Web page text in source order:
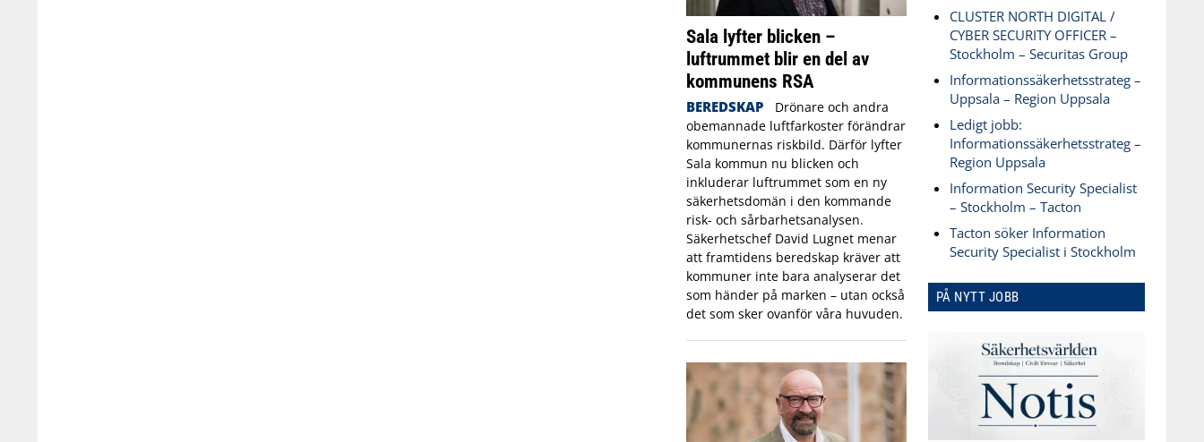
Sala lyfter blicken –
luftrummet blir en del av
kommunens RSA
BEREDSKAP
Drönare och andra
obemannade luftfarkoster förändrar
kommunernas riskbild. Därför lyfter
Sala kommun nu blicken och
inkluderar luftrummet som en ny
säkerhetsdomän i den kommande
risk- och sårbarhetsanalysen.
Säkerhetschef David Lugnet menar
att framtidens beredskap kräver att
kommuner inte bara analyserar det
som händer på marken – utan också
det som sker ovanför våra huvuden.
CLUSTER NORTH DIGITAL /
CYBER SECURITY OFFICER –
Stockholm – Securitas Group
Informationssäkerhetsstrateg –
Uppsala – Region Uppsala
Ledigt jobb:
Informationssäkerhetsstrateg –
Region Uppsala
Information Security Specialist
– Stockholm – Tacton
Tacton söker Information
Security Specialist i Stockholm
PÅ NYTT JOBB